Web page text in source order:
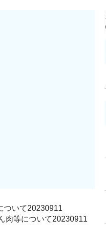
ついて20230911
肉等について20230911